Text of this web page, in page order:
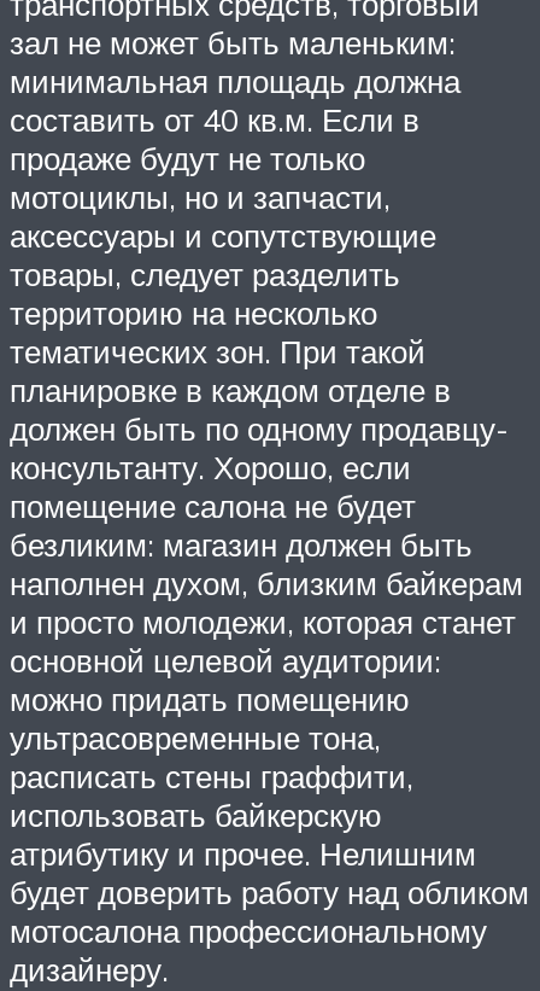
зал не может быть маленьким:
минимальная площадь должна
составить от 40 кв.м. Если в
продаже будут не только
мотоциклы, но и запчасти,
аксессуары и сопутствующие
товары, следует разделить
территорию на несколько
тематических зон. При такой
планировке в каждом отделе в
должен быть по одному продавцу-
консультанту. Хорошо, если
помещение салона не будет
безликим: магазин должен быть
наполнен духом, близким байкерам
и просто молодежи, которая станет
основной целевой аудитории:
можно придать помещению
ультрасовременные тона,
расписать стены граффити,
использовать байкерскую
атрибутику и прочее. Нелишним
будет доверить работу над обликом
мотосалона профессиональному
дизайнеру.